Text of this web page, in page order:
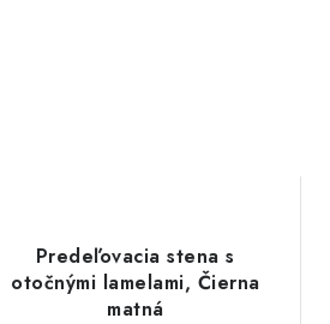
Predeľovacia stena s
otočnými lamelami, Čierna
matná